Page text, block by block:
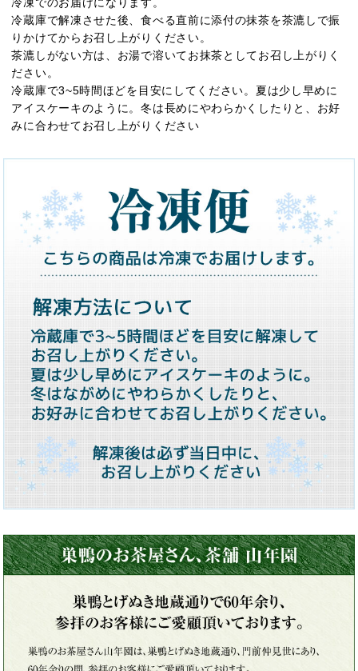
冷蔵庫で解凍させた後、食べる直前に添付の抹茶を茶漉しで振
りかけてからお召し上がりください。
茶漉しがない方は、お湯で溶いてお抹茶としてお召し上がりく
ださい。
冷蔵庫で3~5時間ほどを目安にしてください。夏は少し早めに
アイスケーキのように。冬は長めにやわらかくしたりと、お好
みに合わせてお召し上がりください